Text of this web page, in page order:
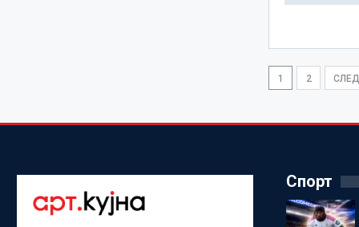
1 2
Спорт